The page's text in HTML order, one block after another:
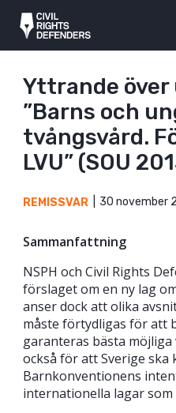
Yttrande
”Barns och
tvångsvård.
LVU” (SOU
REMISSVAR 30 november
Sammanfattning
NSPH och Civil Rights
förslaget om en ny lag
anser dock att olika
måste förtydligas för att
garanteras bästa
också för att Sverige ska
Barnkonventionens
internationella lagar som